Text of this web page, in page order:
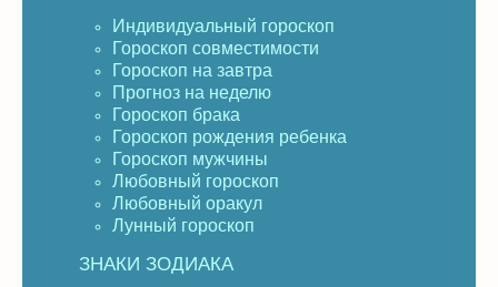
Индивидуальный гороскоп
Гороскоп совместимости
Гороскоп на завтра
Прогноз на неделю
Гороскоп брака
Гороскоп рождения ребенка
Гороскоп мужчины
Любовный гороскоп
Любовный оракул
Лунный гороскоп
ЗНАКИ ЗОДИАКА